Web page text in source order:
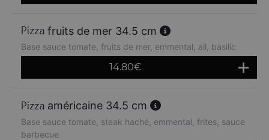
fruits de mer 34.5 cm
Base sauce tomate, fruits de mer, emmental, ail, basilic
14.80€
américaine 34.5 cm
Base sauce tomate, steak haché, emmental, frites, sauce
barbecue